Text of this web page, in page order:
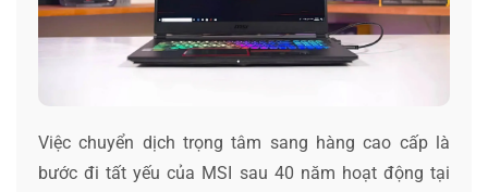
Việc chuyển dịch trọng tâm sang hàng cao cấp là
bước đi tất yếu của MSI sau 40 năm hoạt động tại